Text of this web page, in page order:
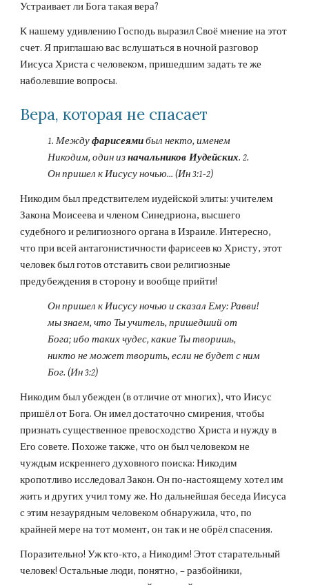
Устраивает ли Бога такая вера?
К нашему удивлению Господь выразил Своё мнение на этот
счет. Я приглашаю вас вслушаться в ночной разговор
Иисуса Христа с человеком, пришедшим задать те же
наболевшие вопросы.
Вера, которая не спасает
1. Между фарисеями был некто, именем
Никодим, один из начальников Иудейских. 2.
Он пришел к Иисусу ночью... (Ин 3:1-2)
Никодим был предствителем иудейской элиты: учителем
Закона Моисеева и членом Синедриона, высшего
судебного и религиозного органа в Израиле. Интересно,
что при всей антагонистичности фарисеев ко Христу, этот
человек был готов отставить свои религиозные
предубеждения в сторону и вообще прийти!
Он пришел к Иисусу ночью и сказал Ему: Равви!
мы знаем, что Ты учитель, пришедший от
Бога; ибо таких чудес, какие Ты творишь,
никто не может творить, если не будет с ним
Бог. (Ин 3:2)
Никодим был убежден (в отличие от многих), что Иисус
пришёл от Бога. Он имел достаточно смирения, чтобы
признать существенное превосходство Христа и нужду в
Его совете. Похоже также, что он был человеком не
чуждым искреннего духовного поиска: Никодим
кропотливо исследовал Закон. Он по-настоящему хотел им
жить и других учил тому же. Но дальнейшая беседа Иисуса
с этим незаурядным человеком обнаружила, что, по
крайней мере на тот момент, он так и не обрёл спасения.
Поразительно! Уж кто-кто, а Никодим! Этот старательный
человек! Остальные люди, понятно, – разбойники,